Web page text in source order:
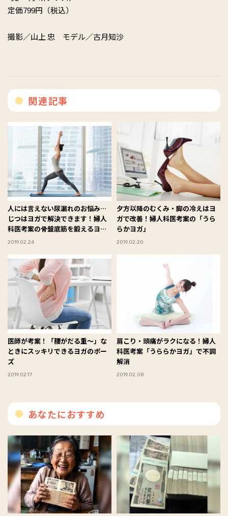
定価799円（税込）
撮影／山上 忠 モデル／古月知沙
関連記事
人には言えない尿漏れのお悩み…
じつはヨガで解決できます！婦人
科医考案の骨盤底筋を鍛えるヨガ
のポーズ
2019.02.24
夕方以降のむくみ・脚の冷えはヨ
ガで改善！婦人科医考案の「うら
らかヨガ」
2019.02.20
医師が考案！「腰がだる重～」な
ときにスッキリできるヨガのポー
ズ
2019.02.17
肩こり・頭痛がラクになる！婦人
科医考案「うららかヨガ」で不調
解消
2019.02.08
あなたにおすすめ